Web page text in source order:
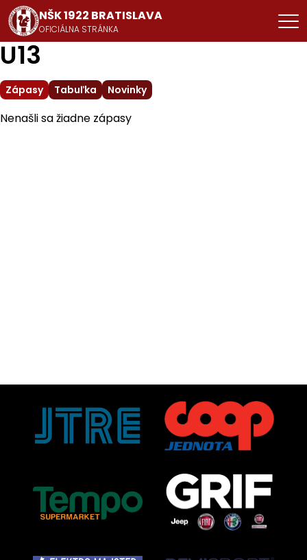
NŠK 1922 BRATISLAVA
OFICIÁLNA STRÁNKA
U13
Zápasy Tabuľka Novinky
Nenašli sa žiadne zápasy